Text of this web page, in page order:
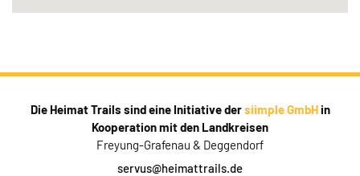
Die Heimat Trails sind eine Initiative dersiimple GmbHin
Kooperation mit den Landkreisen
Freyung-Grafenau & Deggendorf
servus@heimattrails.de